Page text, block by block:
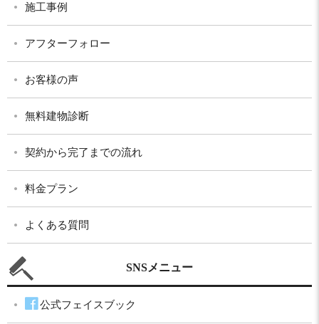
施工事例
アフターフォロー
お客様の声
無料建物診断
契約から完了までの流れ
料金プラン
よくある質問
SNSメニュー
公式フェイスブック